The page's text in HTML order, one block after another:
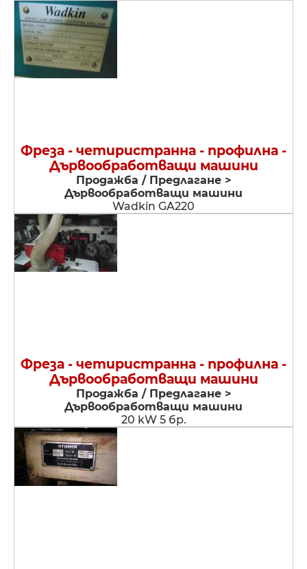
Фреза - четиристранна - профилна -
Дървообработващи машини
Продажба / Предлагане >
Дървообработващи машини
Wadkin GA220
Фреза - четиристранна - профилна -
Дървообработващи машини
Продажба / Предлагане >
Дървообработващи машини
20 kW 5 бр.